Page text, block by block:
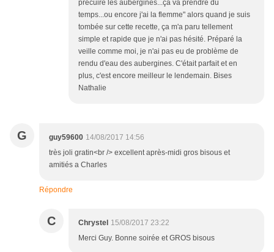
précuire les aubergines...ça va prendre du
temps...ou encore j'ai la flemme" alors quand je suis
tombée sur cette recette, ça m'a paru tellement
simple et rapide que je n'ai pas hésité. Préparé la
veille comme moi, je n'ai pas eu de problème de
rendu d'eau des aubergines. C'était parfait et en
plus, c'est encore meilleur le lendemain. Bises
Nathalie
G guy59600 14/08/2017 14:56
très joli gratin<br /> excellent après-midi gros bisous et
amitiés a Charles
Répondre
C Chrystel 15/08/2017 23:22
Merci Guy. Bonne soirée et GROS bisous